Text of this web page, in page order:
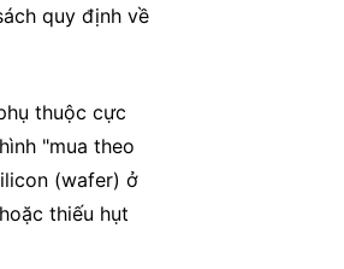
quy định về
thuộc cực
"mua theo
(wafer) ở
thiếu hụt